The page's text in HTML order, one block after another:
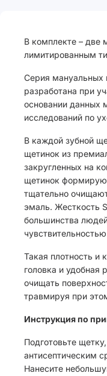
В комплекте – две
лимитированным
Серия мануальных
разработана при
основании данных
исследований по
В каждой зубной
щетинок из
закругленных на
щетинок
тщательно
эмаль. Жесткость
большинства
Такая плотность и
головка и удобная
очищать
травмируя при
Инструкция по
Подготовьте
антисептическим
Нанесите